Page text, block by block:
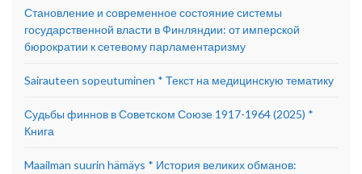
Становление и современное состояние системы
государственной власти в Финляндии: от имперской
бюрократии к сетевому парламентаризму
Sairauteen sopeutuminen * Текст на медицинскую тематику
Судьбы финнов в Советском Союзе 1917-1964 (2025) *
Книга
Maailman suurin hämäys * История великих обманов: